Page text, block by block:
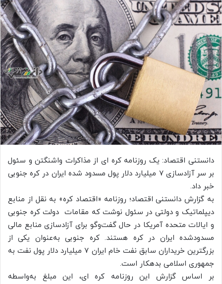
دانستنی اقتصاد: یک روزنامه کره ای از مذاکرات واشنگتن و سئول
بر سر آزادسازی ۷ میلیارد دلار پول مسدود شده ایران در کره جنوبی
خبر داد.
به گزارش دانستنی اقتصاد؛ روزنامه «اقتصاد کره» به نقل از منابع
دیپلماتیک و دولتی در سئول نوشت که مقامات دولت کره جنوبی
و ایالات متحده آمریکا در حال گفت‌وگو برای آزادسازی منابع مالی
مسدودشده ایران در کره هستند. کره‌ جنوبی به‌عنوان یکی از
بزرگترین خریداران سابق نفت خام ایران ۷ میلیارد دلار پول نفت به
جمهوری اسلامی بدهکار است.
بر اساس گزارش این روزنامه کره ای، این مبلغ به‌واسطه